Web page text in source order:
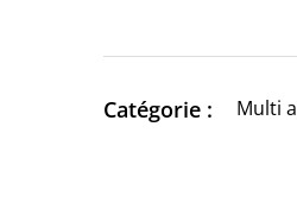
Catégorie : Multi